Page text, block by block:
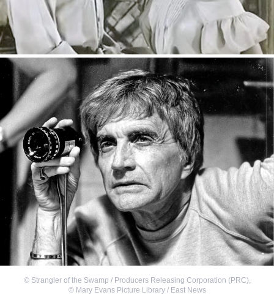
© Strangler of the Swamp / Producers Releasing Corporation (PRC)
© Mary Evans Picture Library / East News